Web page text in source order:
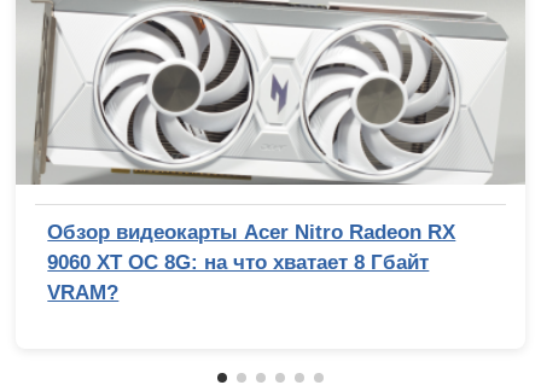
Обзор видеокарты Acer Nitro Radeon RX
9060 XT OC 8G: на что хватает 8 Гбайт
VRAM?